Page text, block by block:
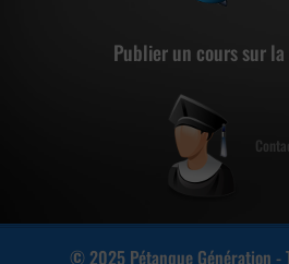
Publier un cours sur
© 2025 Pétanque Génération -